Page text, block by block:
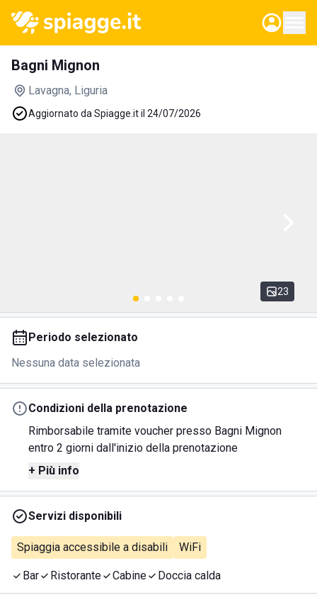
Bagni Mignon
Lavagna, Liguria
Aggiornato da Spiagge.it il 24/07/2026
23
Periodo selezionato
Nessuna data selezionata
Condizioni della prenotazione
Rimborsabile tramite voucher presso Bagni Mignon
entro 2 giorni dall'inizio della prenotazione
+ Più info
Servizi disponibili
Spiaggia accessibile a disabili WiFi
Bar Ristorante Cabine Doccia calda